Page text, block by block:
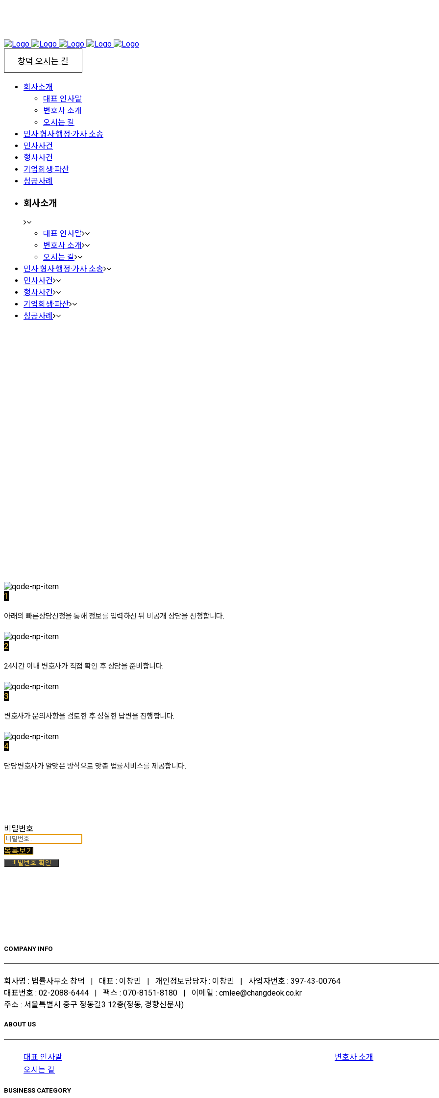
창덕 오시는 길
회사소개
대표 인사말
변호사 소개
오시는 길
민사·형사·행정·가사 소송
민사사건
형사사건
기업회생·파산
성공사례
회사소개
대표 인사말
변호사 소개
오시는 길
민사·형사·행정·가사 소송
민사사건
형사사건
기업회생·파산
성공사례
1
아래의 빠른상담신청을 통해 정보를 입력하신 뒤 비공개 상담을 신청합니다.
2
24시간 이내 변호사가 직접 확인 후 상담을 준비합니다.
3
변호사가 문의사항을 검토한 후 성실한 답변을 진행합니다.
4
담당변호사가 알맞은 방식으로 맞춤 법률서비스를 제공합니다.
비밀번호
목록보기
비밀번호 확인
COMPANY INFO
회사명 : 법률사무소 창덕 | 대표 : 이창민 | 개인정보담당자 : 이창민 | 사업자번호 : 397-43-00764
대표번호 : 02-2088-6444 | 팩스 : 070-8151-8180 | 이메일 : cmlee@changdeok.co.kr
주소 : 서울특별시 중구 정동길3 12층(정동, 경향신문사)
ABOUT US
대표 인사말
변호사 소개
오시는 길
BUSINESS CATEGORY